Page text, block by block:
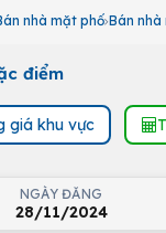
nhà mặt phố Bán
điểm
giá khu vực
NGÀY ĐĂNG
28/11/2024